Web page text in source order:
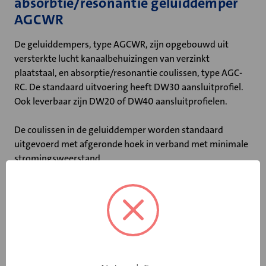
AGCWR
De geluiddempers, type AGCWR, zijn opgebouwd uit
versterkte lucht kanaalbehuizingen van verzinkt
plaatstaal, en absorptie/resonantie coulissen, type AGC-
RC. De standaard uitvoering heeft DW30 aansluitprofiel.
Ook leverbaar zijn DW20 of DW40 aansluitprofielen.
De coulissen in de geluiddemper worden standaard
uitgevoerd met afgeronde hoek in verband met minimale
stromingsweerstand.
Belangrijkste kenmerken:
• Coulissedikte van 100 mm
• Ook leverbaar met DW20 of DW40 profiel
• Niet-brandbaar volgens DIN 4102